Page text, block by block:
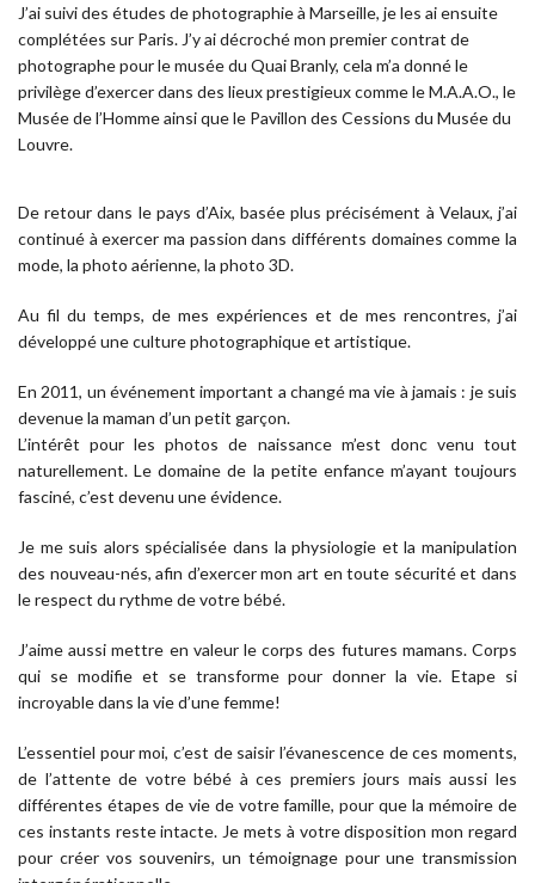
J’ai suivi des études de photographie à Marseille, je les ai ensuite
complétées sur Paris. J’y ai décroché mon premier contrat de
photographe pour le musée du Quai Branly, cela m’a donné le
privilège d’exercer dans des lieux prestigieux comme le M.A.A.O., le
Musée de l’Homme ainsi que le Pavillon des Cessions du Musée du
Louvre.
De retour dans le pays d’Aix, basée plus précisément à Velaux, j’ai
continué à exercer ma passion dans différents domaines comme la
mode, la photo aérienne, la photo 3D.
Au fil du temps, de mes expériences et de mes rencontres, j’ai
développé une culture photographique et artistique.
En 2011, un événement important a changé ma vie à jamais : je suis
devenue la maman d’un petit garçon.
L’intérêt pour les photos de naissance m’est donc venu tout
naturellement. Le domaine de la petite enfance m’ayant toujours
fasciné, c’est devenu une évidence.
Je me suis alors spécialisée dans la physiologie et la manipulation
des nouveau-nés, afin d’exercer mon art en toute sécurité et dans
le respect du rythme de votre bébé.
J’aime aussi mettre en valeur le corps des futures mamans. Corps
qui se modifie et se transforme pour donner la vie. Etape si
incroyable dans la vie d’une femme!
L’essentiel pour moi, c’est de saisir l’évanescence de ces moments,
de l’attente de votre bébé à ces premiers jours mais aussi les
différentes étapes de vie de votre famille, pour que la mémoire de
ces instants reste intacte. Je mets à votre disposition mon regard
pour créer vos souvenirs, un témoignage pour une transmission